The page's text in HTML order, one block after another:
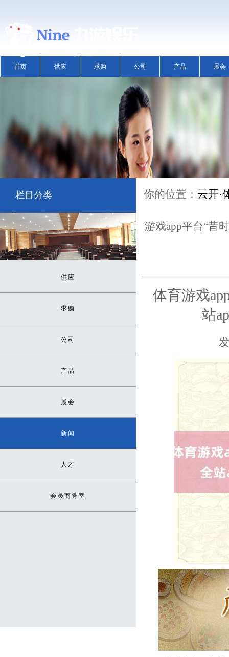
首页 供应 求购 公司 产品 展会
栏目分类
供应
求购
公司
产品
展会
新闻
人才
会员商务室
你的位置： 云开·
游戏app平台“昔
体育游戏
站